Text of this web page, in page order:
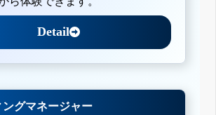
Detail
ングマネージャー